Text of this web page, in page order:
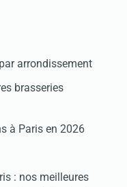
arrondissement
brasseries
à Paris en 2026
: nos meilleures